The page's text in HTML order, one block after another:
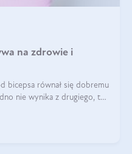
na zdrowie i
bicepsa równał się dobremu
nie wynika z drugiego, to